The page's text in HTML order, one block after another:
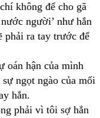
không để cho gã
người’ như hắn
phải ra tay trước để
oán hận của mình
ngọt ngào của mối
hắn.
phải vì tôi sợ hắn